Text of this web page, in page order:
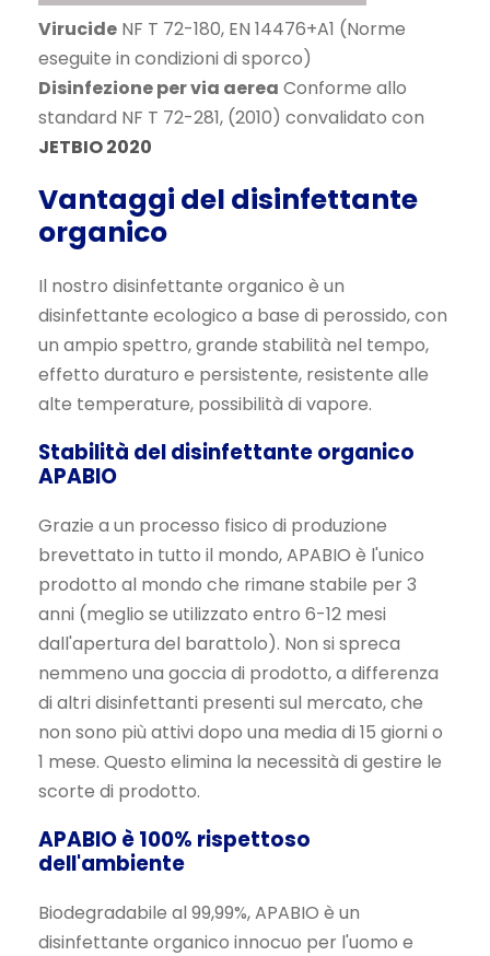
Virucide NF T 72-180, EN 14476+A1 (Norme
eseguite in condizioni di sporco)
Disinfezione per via aerea Conforme allo
standard NF T 72-281, (2010) convalidato con
JETBIO 2020
Vantaggi del disinfettante
organico
Il nostro disinfettante organico è un
disinfettante ecologico a base di perossido, con
un ampio spettro, grande stabilità nel tempo,
effetto duraturo e persistente, resistente alle
alte temperature, possibilità di vapore.
Stabilità del disinfettante organico
APABIO
Grazie a un processo fisico di produzione
brevettato in tutto il mondo, APABIO è l'unico
prodotto al mondo che rimane stabile per 3
anni (meglio se utilizzato entro 6-12 mesi
dall'apertura del barattolo). Non si spreca
nemmeno una goccia di prodotto, a differenza
di altri disinfettanti presenti sul mercato, che
non sono più attivi dopo una media di 15 giorni o
1 mese. Questo elimina la necessità di gestire le
scorte di prodotto.
APABIO è 100% rispettoso
dell'ambiente
Biodegradabile al 99,99%, APABIO è un
disinfettante organico innocuo per l'uomo e